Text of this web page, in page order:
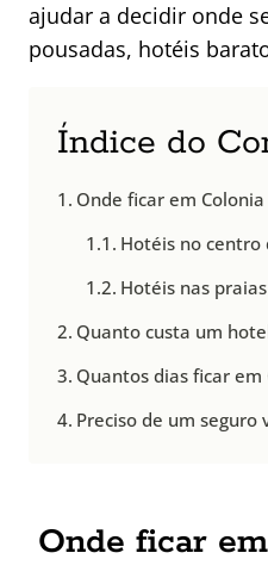
ajudar a decidir onde
pousadas, hotéis
Índice do
Onde ficar em
Hotéis no centro
Hotéis nas
Quanto custa um
Quantos dias ficar
Preciso de um seguro
Onde ficar